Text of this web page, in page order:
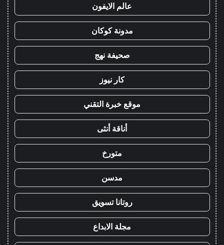
عالم الايفون
مدونة كوكان
صحيفة نهج
كار نيوز
موقع خبرة التقني
أناقة أنثى
متورخ
مدسن
روتانا تسويق
مجلة الابداع